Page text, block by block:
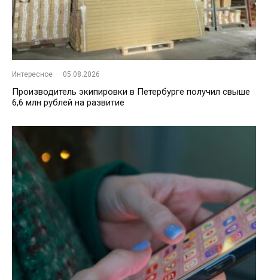
Интересное · 05.08.2026
Производитель экипировки в Петербурге получил свыше
6,6 млн рублей на развитие